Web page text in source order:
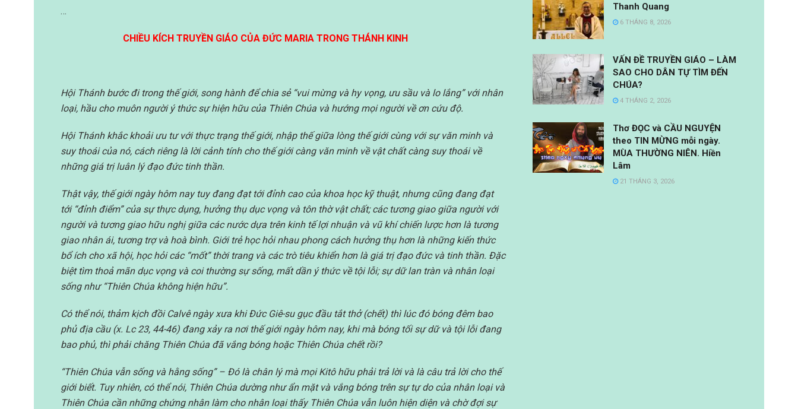
…
CHIỀU KÍCH TRUYỀN GIÁO CỦA ĐỨC MARIA TRONG THÁNH KINH
Hội Thánh bước đi trong thế giới, song hành để chia sẻ “vui mừng và hy vọng, ưu sầu và lo lắng” với nhân
loại, hầu cho muôn người ý thức sự hiện hữu của Thiên Chúa và hướng mọi người về ơn cứu độ.
Hội Thánh khắc khoải ưu tư với thực trạng thế giới, nhập thế giữa lòng thế giới cùng với sự văn minh và
suy thoái của nó, cách riêng là lời cảnh tính cho thế giới càng văn minh về vật chất càng suy thoái về
những giá trị luân lý đạo đức tinh thần.
Thật vậy, thế giới ngày hôm nay tuy đang đạt tới đỉnh cao của khoa học kỹ thuật, nhưng cũng đang đạt
tới “đỉnh điểm” của sự thực dụng, hưởng thụ dục vọng và tôn thờ vật chất; các tương giao giữa người với
người và tương giao hữu nghị giữa các nước dựa trên kinh tế lợi nhuận và vũ khí chiến lược hơn là tương
giao nhân ái, tương trợ và hoà bình. Giới trẻ học hỏi nhau phong cách hưởng thụ hơn là những kiến thức
bổ ích cho xã hội, học hỏi các “mốt” thời trang và các trò tiêu khiển hơn là giá trị đạo đức và tinh thần. Đặc
biệt tìm thoả mãn dục vọng và coi thường sự sống, mất dần ý thức về tội lỗi; sự dữ lan tràn và nhân loại
sống như “Thiên Chúa không hiện hữu”.
Có thể nói, thảm kịch đồi Calvê ngày xưa khi Đức Giê-su gục đầu tắt thở (chết) thì lúc đó bóng đêm bao
phủ địa cầu (x. Lc 23, 44-46) đang xảy ra nơi thế giới ngày hôm nay, khi mà bóng tối sự dữ và tội lỗi đang
bao phủ, thì phải chăng Thiên Chúa đã vắng bóng hoặc Thiên Chúa chết rồi?
“Thiên Chúa vẫn sống và hằng sống” – Đó là chân lý mà mọi Kitô hữu phải trả lời và là câu trả lời cho thế
giới biết. Tuy nhiên, có thể nói, Thiên Chúa dường như ẩn mặt và vắng bóng trên sự tự do của nhân loại và
Thiên Chúa cần những chứng nhân làm cho nhân loại thấy Thiên Chúa vẫn luôn hiện diện và chờ đợi sự
Thanh Quang
6 THÁNG 8, 2026
VẤN ĐỀ TRUYỀN GIÁO – LÀM
SAO CHO DÂN TỰ TÌM ĐẾN
CHÚA?
4 THÁNG 2, 2026
Thơ ĐỌC và CẦU NGUYỆN
theo TIN MỪNG mỗi ngày.
MÙA THƯỜNG NIÊN. Hiền
Lâm
21 THÁNG 3, 2026